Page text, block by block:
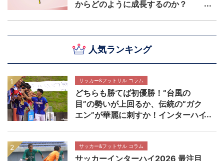
人気ランキング
サッカー&フットサル コラム
どちらも勝てば初優勝！“台風の
目”の勢いが上回るか、伝統の“ガク
エン”が華麗に刺すか！インターハイ
サッカー&フットサル コラム
サッカーインターハイ2026 最注目
からどのように成長するのか？